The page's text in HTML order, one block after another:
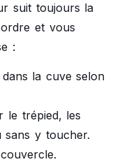
suit toujours la
et vous
:
la cuve selon
le trépied, les
sans y toucher.